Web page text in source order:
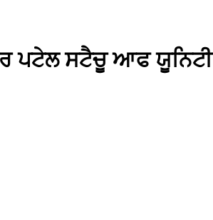
ਪਟੇਲ ਸਟੈਚੂ ਆਫ